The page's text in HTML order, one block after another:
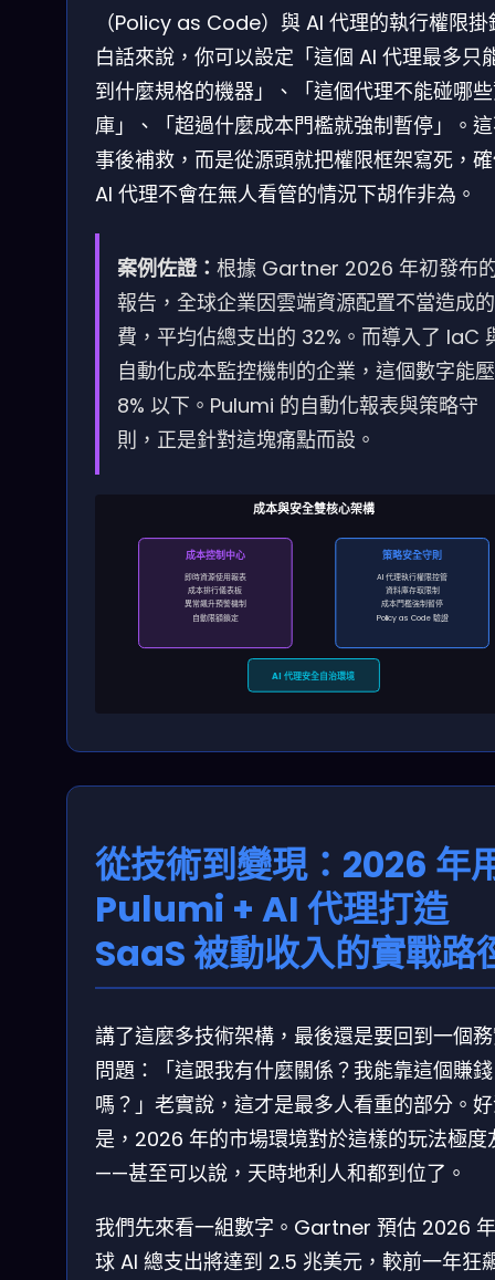
（Policy as Code）與 AI 代理的執行權限掛
白話來說，你可以設定「這個 AI 代理最多只
到什麼規格的機器」、「這個代理不能碰哪
庫」、「超過什麼成本門檻就強制暫停」。
事後補救，而是從源頭就把權限框架寫死，
AI 代理不會在無人看管的情況下胡作非為。
案例佐證： 根據 Gartner 2026 年初發布
報告，全球企業因雲端資源配置不當造成
費，平均佔總支出的 32%。而導入了 IaC
自動化成本監控機制的企業，這個數字能
8% 以下。Pulumi 的自動化報表與策略守
則，正是針對這塊痛點而設。
成本與安全雙核心架構
成本控制中心
即時資源使用報表
成本排行儀表板
異常飆升預警機制
自動限額鎖定
策略安全守則
AI 代理執行權限控管
資料庫存取限制
成本門檻強制暫停
Policy as Code 驗證
AI 代理安全自治環境
從技術到變現：2026 年
Pulumi + AI 代理打造
SaaS 被動收入的實戰路
講了這麼多技術架構，最後還是要回到一個
問題：「這跟我有什麼關係？我能靠這個賺錢
嗎？」老實說，這才是最多人看重的部分。
是，2026 年的市場環境對於這樣的玩法極度
——甚至可以說，天時地利人和都到位了。
我們先來看一組數字。Gartner 預估 2026
球 AI 總支出將達到 2.5 兆美元，較前一年狂